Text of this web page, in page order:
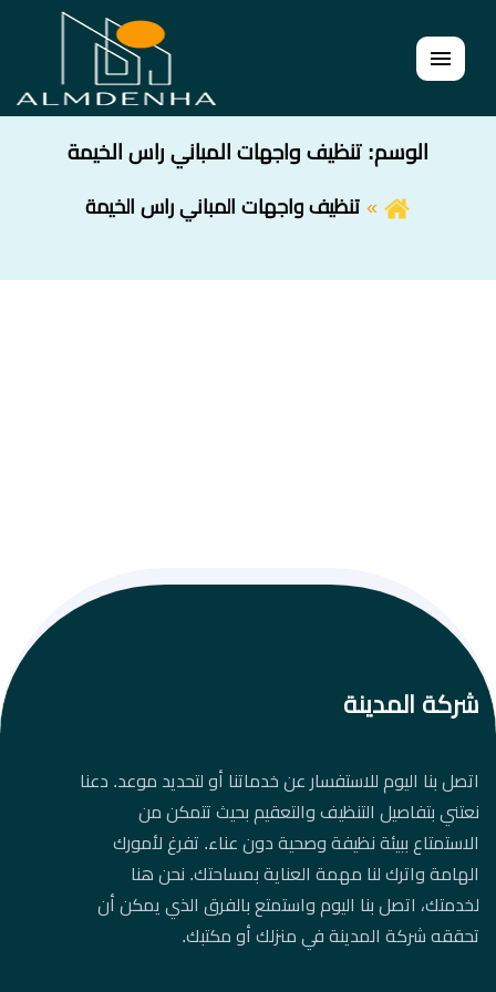
القائمة
الوسم: تنظيف واجهات المباني راس الخيمة
تنظيف واجهات المباني راس الخيمة
شركة المدينة
اتصل بنا اليوم للاستفسار عن خدماتنا أو لتحديد موعد. دعنا
نعتني بتفاصيل التنظيف والتعقيم بحيث تتمكن من
الاستمتاع ببيئة نظيفة وصحية دون عناء. تفرغ لأمورك
الهامة واترك لنا مهمة العناية بمساحتك. نحن هنا
لخدمتك، اتصل بنا اليوم واستمتع بالفرق الذي يمكن أن
تحققه شركة المدينة في منزلك أو مكتبك.